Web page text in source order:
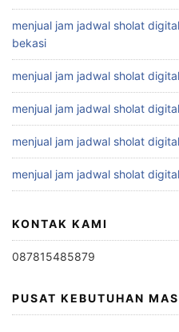
menjual jam jadwal sholat
bekasi
menjual jam jadwal sholat
menjual jam jadwal sholat
menjual jam jadwal sholat
menjual jam jadwal sholat
KONTAK KAMI
087815485879
PUSAT KEBUTUHAN